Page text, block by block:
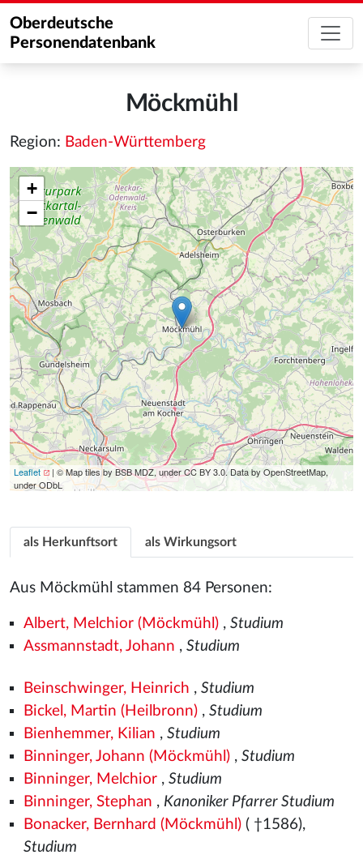
Oberdeutsche
Personendatenbank
Möckmühl
Region: Baden-Württemberg
+
−
Leaflet
| © Map tiles by BSB MDZ, under CC BY 3.0. Data by OpenStreetMap,
under ODbL
als Herkunftsort als Wirkungsort
Aus Möckmühl stammen 84 Personen:
Albert, Melchior (Möckmühl), Studium
Assmannstadt, Johann , Studium
Beinschwinger, Heinrich , Studium
Bickel, Martin (Heilbronn), Studium
Bienhemmer, Kilian , Studium
Binninger, Johann (Möckmühl), Studium
Binninger, Melchior, Studium
Binninger, Stephan , Kanoniker Pfarrer Studium
Bonacker, Bernhard (Möckmühl)( †1586),
Studium